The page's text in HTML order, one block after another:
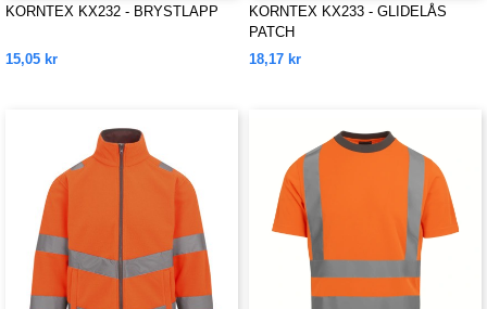
KORNTEX KX232 - BRYSTLAPP
15,05 kr
KORNTEX KX233 - GLIDELÅS
PATCH
18,17 kr